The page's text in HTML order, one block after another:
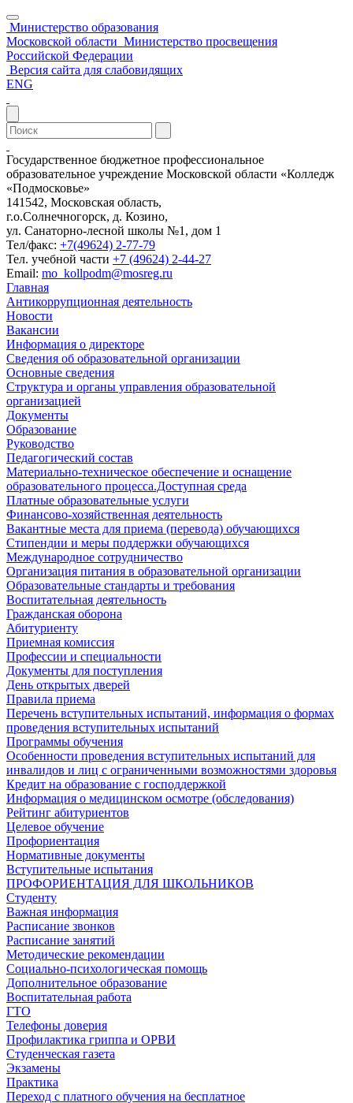
Министерство образования
Московской области Министерство просвещения
Российской Федерации
Версия сайта для слабовидящих
ENG
Государственное бюджетное профессиональное
образовательное учреждение Московской области «Колледж
«Подмосковье»
141542, Московская область,
г.о.Солнечногорск, д. Козино,
ул. Санаторно-лесной школы №1, дом 1
Тел/факс: +7(49624) 2-77-79
Тел. учебной части +7 (49624) 2-44-27
Email: mo_kollpodm@mosreg.ru
Главная
Антикоррупционная деятельность
Новости
Вакансии
Информация о директоре
Сведения об образовательной организации
Основные сведения
Структура и органы управления образовательной
организацией
Документы
Образование
Руководство
Педагогический состав
Материально-техническое обеспечение и оснащение
образовательного процесса.Доступная среда
Платные образовательные услуги
Финансово-хозяйственная деятельность
Вакантные места для приема (перевода) обучающихся
Стипендии и меры поддержки обучающихся
Международное сотрудничество
Организация питания в образовательной организации
Образовательные стандарты и требования
Воспитательная деятельность
Гражданская оборона
Абитуриенту
Приемная комиссия
Профессии и специальности
Документы для поступления
День открытых дверей
Правила приема
Перечень вступительных испытаний, информация о формах
проведения вступительных испытаний
Программы обучения
Особенности проведения вступительных испытаний для
инвалидов и лиц с ограниченными возможностями здоровья
Кредит на образование с господдержкой
Информация о медицинском осмотре (обследования)
Рейтинг абитуриентов
Целевое обучение
Профориентация
Нормативные документы
Вступительные испытания
ПРОФОРИЕНТАЦИЯ ДЛЯ ШКОЛЬНИКОВ
Студенту
Важная информация
Расписание звонков
Расписание занятий
Методические рекомендации
Социально-психологическая помощь
Дополнительное образование
Воспитательная работа
ГТО
Телефоны доверия
Профилактика гриппа и ОРВИ
Cтуденческая газета
Экзамены
Практика
Переход с платного обучения на бесплатное